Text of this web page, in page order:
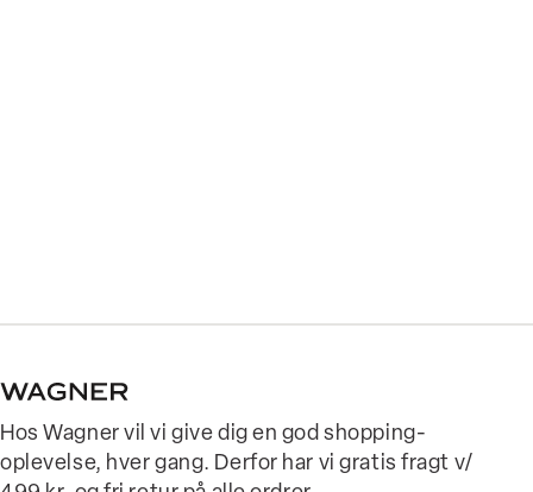
Hos Wagner vil vi give dig en god shopping-
oplevelse, hver gang. Derfor har vi gratis fragt v/